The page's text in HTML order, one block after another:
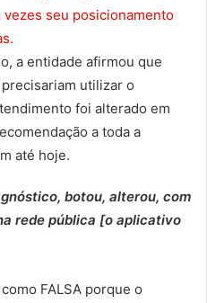
seu posicionamento
a entidade afirmou que
utilizar o
foi alterado em
a toda a
até hoje.
botou, alterou, com
rede pública [o aplicativo
FALSA porque o